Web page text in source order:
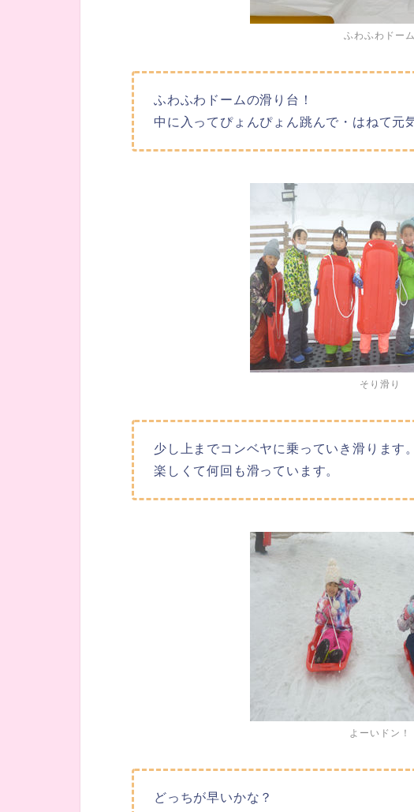
ふわふわドーム
ふわふわドームの滑り台！
中に入ってぴょんぴょん跳んで・はねて元
そり滑り
少し上までコンベヤに乗っていき滑ります。
楽しくて何回も滑っています。
よーいドン！
どっちが早いかな？